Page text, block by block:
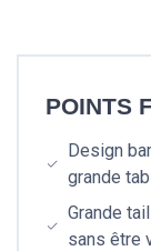
POINTS
Design
grande
Grande
sans être